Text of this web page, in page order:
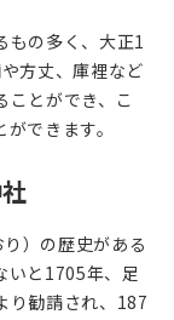
もの多く、大正1
方丈、庫裡など
ことができ、こ
できます。
）の歴史がある
いと1705年、足
り勧請され、187